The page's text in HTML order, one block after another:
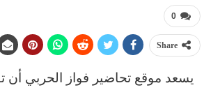
0
Share
يسعد موقع تحاضير فواز الحربي أن